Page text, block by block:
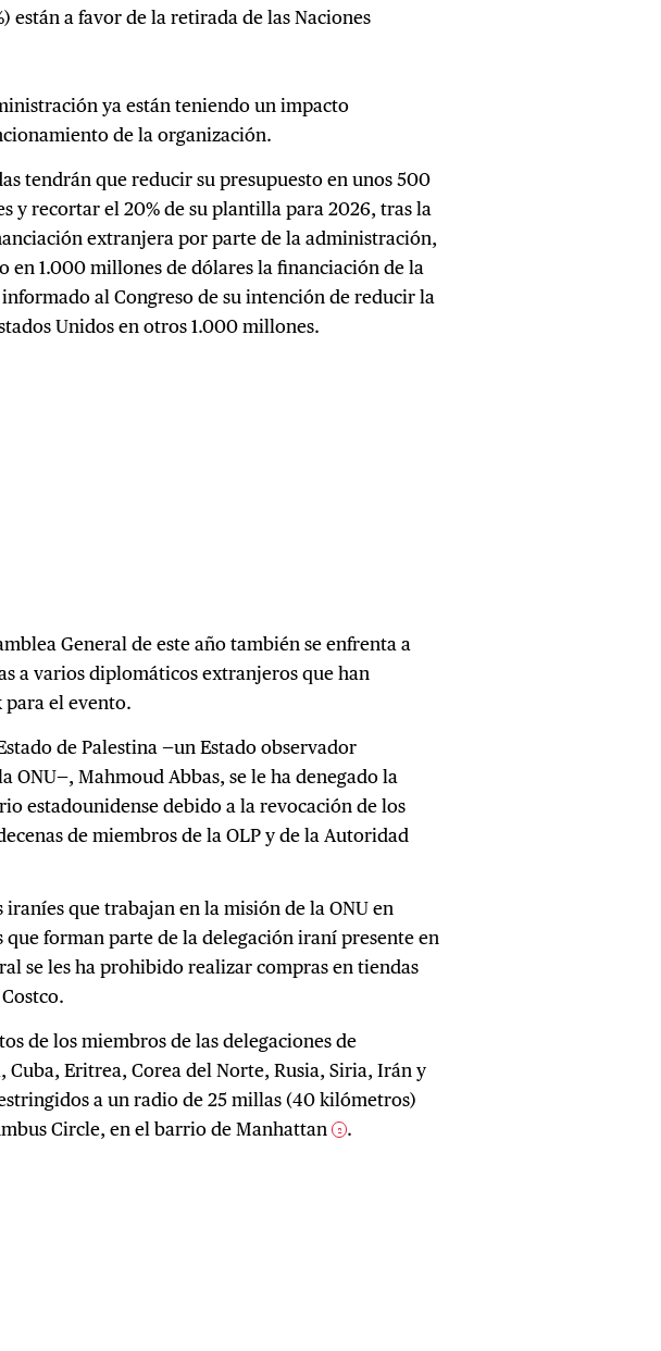
están a favor de la retirada de las Naciones
ya están teniendo un impacto
de la organización.
tendrán que reducir su presupuesto en unos 500
y recortar el 20% de su plantilla para 2026, tras la
extranjera por parte de la administración,
en 1.000 millones de dólares la financiación de la
al Congreso de su intención de reducir la
Unidos en otros 1.000 millones.
General de este año también se enfrenta a
a varios diplomáticos extranjeros que han
para el evento.
de Palestina —un Estado observador
ONU—, Mahmoud Abbas, se le ha denegado la
estadounidense debido a la revocación de los
de miembros de la OLP y de la Autoridad
iraníes que trabajan en la misión de la ONU en
que forman parte de la delegación iraní presente en
se les ha prohibido realizar compras en tiendas
de los miembros de las delegaciones de
Cuba, Eritrea, Corea del Norte, Rusia, Siria, Irán y
a un radio de 25 millas (40 kilómetros)
Circle, en el barrio de Manhattan 2 .